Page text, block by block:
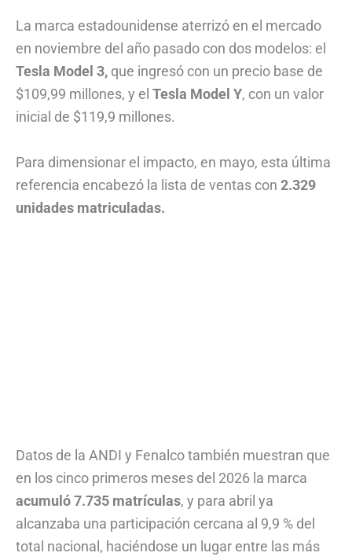
La marca estadounidense aterrizó en el mercado
en noviembre del año pasado con dos modelos: el
Tesla Model 3, que ingresó con un precio base de
$109,99 millones, y el Tesla Model Y, con un valor
inicial de $119,9 millones.
Para dimensionar el impacto, en mayo, esta última
referencia encabezó la lista de ventas con 2.329
unidades matriculadas.
Datos de la ANDI y Fenalco también muestran que
en los cinco primeros meses del 2026 la marca
acumuló 7.735 matrículas, y para abril ya
alcanzaba una participación cercana al 9,9 % del
total nacional, haciéndose un lugar entre las más